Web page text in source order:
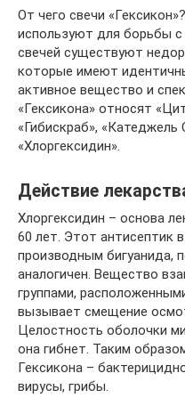
От чего свечи
используют для борьбы
свечей существуют
которые имеют
активное вещество и
«Гексикона» относят
«Гибискраб», «Катеджель
«Хлоргексидин».
Действие
Хлоргексидин – основа
60 лет. Этот антисептик
производным бигуанида,
аналогичен. Вещество
группами,
вызывает смещение
Целостность оболочки
она гибнет. Таким
Гексикона –
вирусы, грибы.